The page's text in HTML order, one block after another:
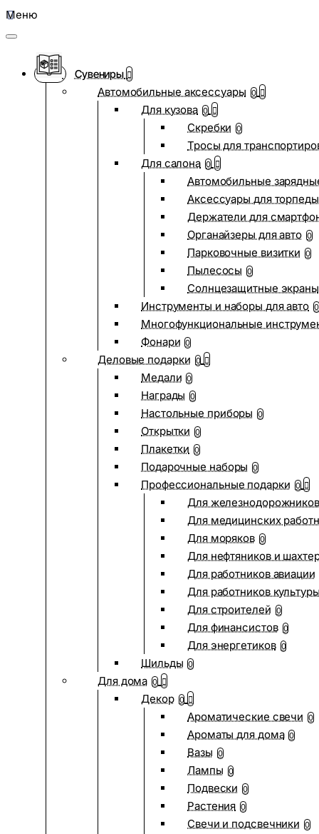
Меню
Сувениры
Автомобильные аксессуары 0
Для кузова 0
Скребки 0
Тросы для
Для салона 0
Автомобильные
Аксессуары для
Держатели для
Органайзеры для авто 0
Парковочные визитки 0
Пылесосы 0
Солнцезащитные экраны
Инструменты и наборы для авто 0
Многофункциональные
Фонари 0
Деловые подарки 0
Медали 0
Награды 0
Настольные приборы 0
Открытки 0
Плакетки 0
Подарочные наборы 0
Профессиональные подарки 0
Для железнодорожников
Для медицинских
Для моряков 0
Для нефтяников и
Для работников авиации
Для работников
Для строителей 0
Для финансистов 0
Для энергетиков 0
Шильды 0
Для дома 0
Декор 0
Ароматические свечи 0
Ароматы для дома 0
Вазы 0
Лампы 0
Подвески 0
Растения 0
Свечи и подсвечники 0